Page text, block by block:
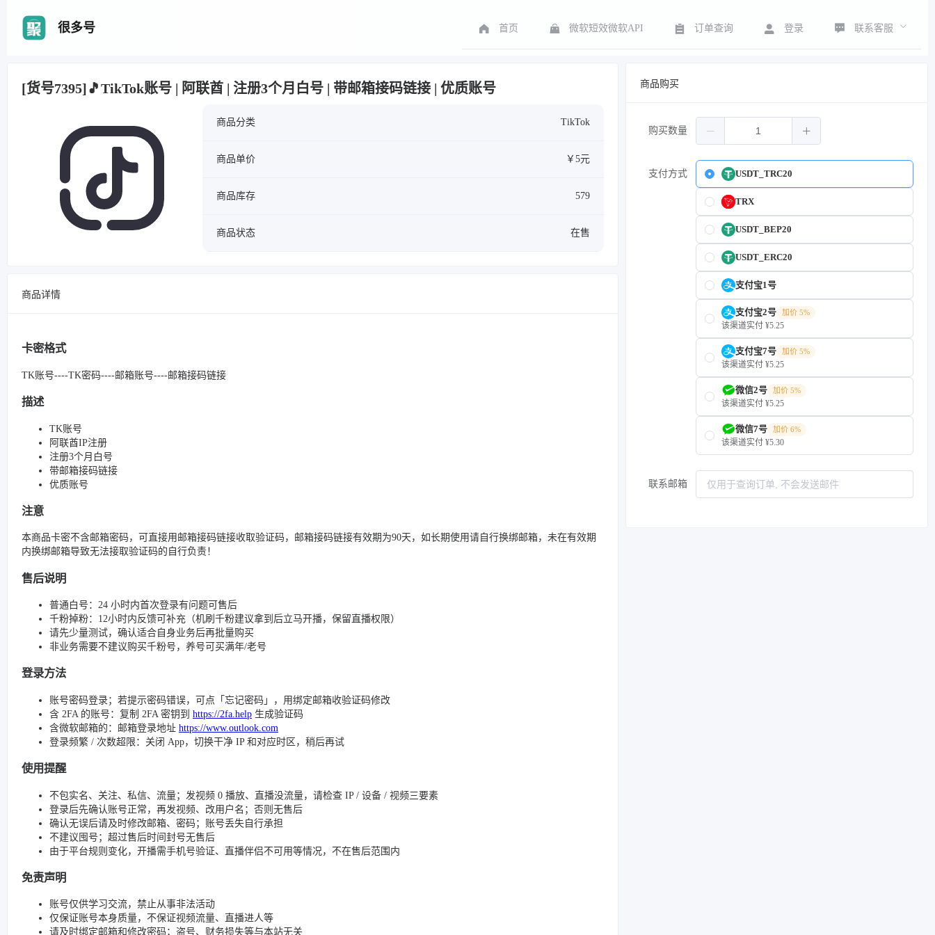
很多号 首页 微软短效微软API 订单查询 登录 联系客服
[货号7395]🎵TikTok账号 | 阿联酋 | 注册3个月白号 | 带邮箱接码链接 | 优质账号
商品分类 TikTok
商品单价 ￥5元
商品库存 579
商品状态 在售
商品详情
卡密格式
TK账号----TK密码----邮箱账号----邮箱接码链接
描述
TK账号
阿联酋IP注册
注册3个月白号
带邮箱接码链接
优质账号
注意
本商品卡密不含邮箱密码，可直接用邮箱接码链接收取验证码，邮箱接码链接有效期为90天，如长期使用请自行换绑邮箱，未在有效期
内换绑邮箱导致无法接取验证码的自行负责！
售后说明
普通白号：24 小时内首次登录有问题可售后
千粉掉粉：12小时内反馈可补充（机刷千粉建议拿到后立马开播，保留直播权限）
请先少量测试，确认适合自身业务后再批量购买
非业务需要不建议购买千粉号，养号可买满年/老号
登录方法
账号密码登录；若提示密码错误，可点「忘记密码」，用绑定邮箱收验证码修改
含 2FA 的账号：复制 2FA 密钥到 https://2fa.help 生成验证码
含微软邮箱的：邮箱登录地址 https://www.outlook.com
登录频繁 / 次数超限：关闭 App，切换干净 IP 和对应时区，稍后再试
使用提醒
不包实名、关注、私信、流量；发视频 0 播放、直播没流量，请检查 IP / 设备 / 视频三要素
登录后先确认账号正常，再发视频、改用户名；否则无售后
确认无误后请及时修改邮箱、密码；账号丢失自行承担
不建议囤号；超过售后时间封号无售后
由于平台规则变化，开播需手机号验证、直播伴侣不可用等情况，不在售后范围内
免责声明
账号仅供学习交流，禁止从事非法活动
仅保证账号本身质量，不保证视频流量、直播进人等
请及时绑定邮箱和修改密码；盗号、财务损失等与本站无关
商品购买
购买数量
支付方式 USDT_TRC20
TRX
USDT_BEP20
USDT_ERC20
支付宝1号
支付宝2号 加价 5%
该渠道实付 ¥5.25
支付宝7号 加价 5%
该渠道实付 ¥5.25
微信2号 加价 5%
该渠道实付 ¥5.25
微信7号 加价 6%
该渠道实付 ¥5.30
联系邮箱